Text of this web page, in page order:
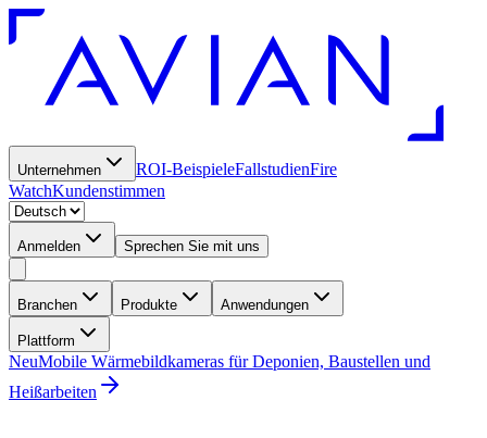
Unternehmen ROI-BeispieleFallstudienFire
WatchKundenstimmen
Anmelden Sprechen Sie mit uns
Branchen Produkte Anwendungen
Plattform
NeuMobile Wärmebildkameras für Deponien, Baustellen und
Heißarbeiten